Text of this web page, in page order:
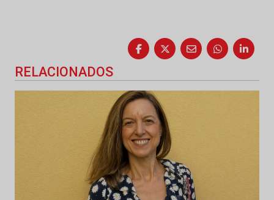
RELACIONADOS